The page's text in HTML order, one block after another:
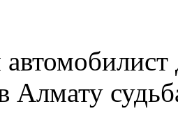
Алмату